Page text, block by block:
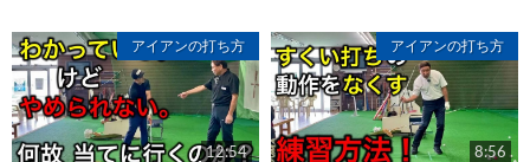
アイアンの打ち方
12:54
アイアンの打ち方
8:56